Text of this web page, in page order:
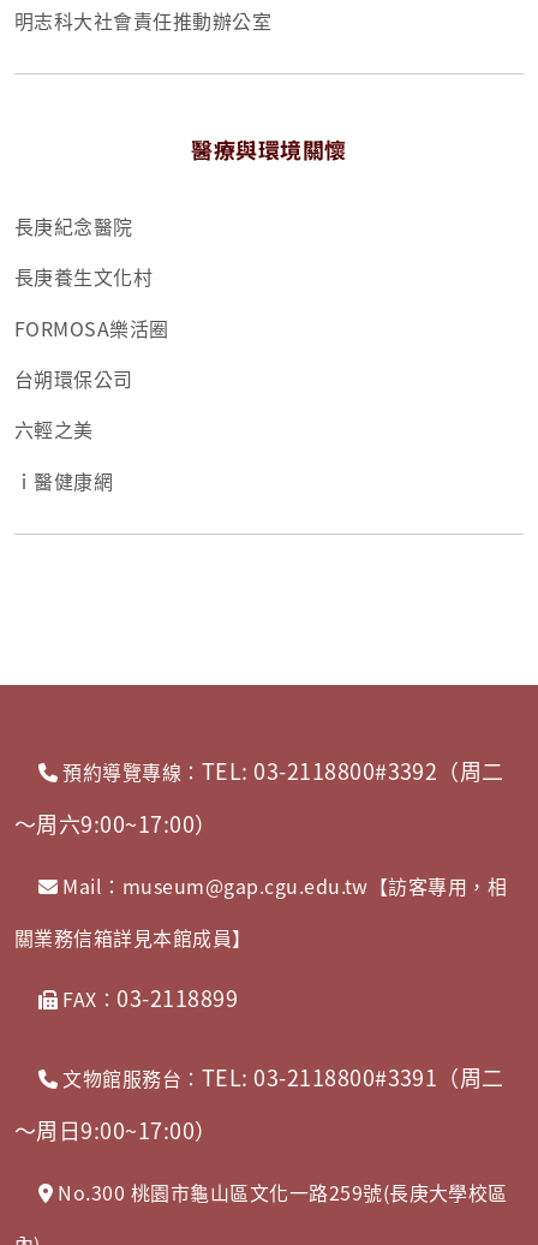
明志科大社會責任推動辦公室
醫療與環境關懷
長庚紀念醫院
長庚養生文化村
FORMOSA樂活圈
台朔環保公司
六輕之美
ｉ醫健康網
預約導覽專線： TEL: 03-2118800#3392（周二
～周六9:00~17:00）
Mail：museum@gap.cgu.edu.tw【訪客專用，相
關業務信箱詳見本館成員】
FAX： 03-2118899
文物館服務台： TEL: 03-2118800#3391（周二
～周日9:00~17:00）
No.300 桃園市龜山區文化一路259號(長庚大學校區